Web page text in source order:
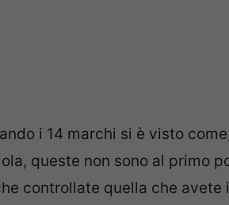
i 14 marchi si è visto
queste non sono al primo
controllate quella che avete